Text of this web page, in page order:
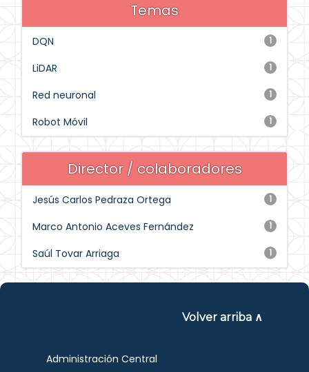
Temas
1
DQN
1
LiDAR
1
Red neuronal
1
Robot Móvil
Director / colaboradores
1
Jesús Carlos Pedraza Ortega
1
Marco Antonio Aceves Fernández
1
Saúl Tovar Arriaga
Volver arriba ∧
Administración Central